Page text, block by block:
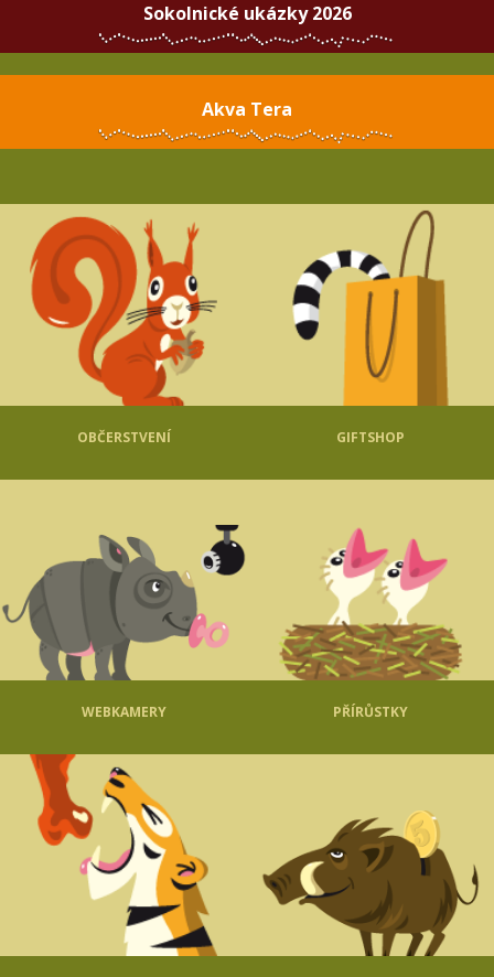
Sokolnické ukázky 2026
Akva Tera
OBČERSTVENÍ GIFTSHOP
WEBKAMERY PŘÍRŮSTKY